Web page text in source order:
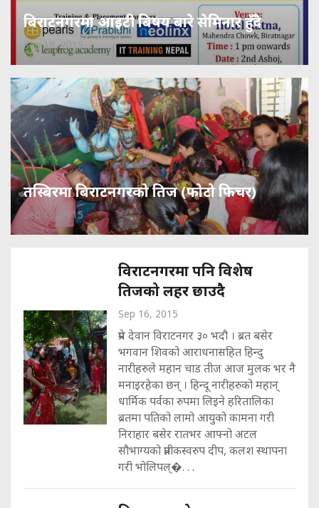
बिराटनगरमा आइटी बिषय बारे सेमिनार हुँदै
Sep 18, 2015
तस्बिरमा बिराटनगरको तिज (फोटो फिचर)
Sep 16, 2015
विराटनगरमा पनि विशेष
तिजको लहर छाउदै
Sep 16, 2015
प्रेम देवान विराटनगर ३० भदौ । ब्रत बसेर
भगवान शिवको आराधनासहित हिन्दु
नारीहरुले महान चाड तीज आज मुलक भर नै
मनाइरहेका छन् । हिन्दू नारीहरुको महान्
धार्मिक पर्वका रुपमा लिइने हरितालिका
ब्रतमा पतिको लामो आयुको कामना गरी
निराहार बसेर रातभर आफ्नो अटल
सौभाग्यको प्रतीकस्वरुप दीप, कलश स्थापना
गरी भोलिपल्�. . .